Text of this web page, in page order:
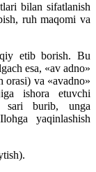
bilan sifatlanish
ruh maqomi va
etib borish. Bu
esa, «av adno»
orasi) va «avadno»
ishora etuvchi
sari burib, unga
yaqinlashish